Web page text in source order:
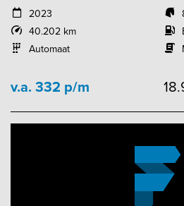
2023
40.202 km
Automaat
v.a. 332 p/m